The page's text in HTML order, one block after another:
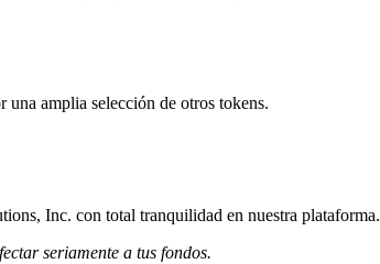
amplia selección de otros tokens.
Inc. con total tranquilidad en nuestra plataforma.
seriamente a tus fondos.